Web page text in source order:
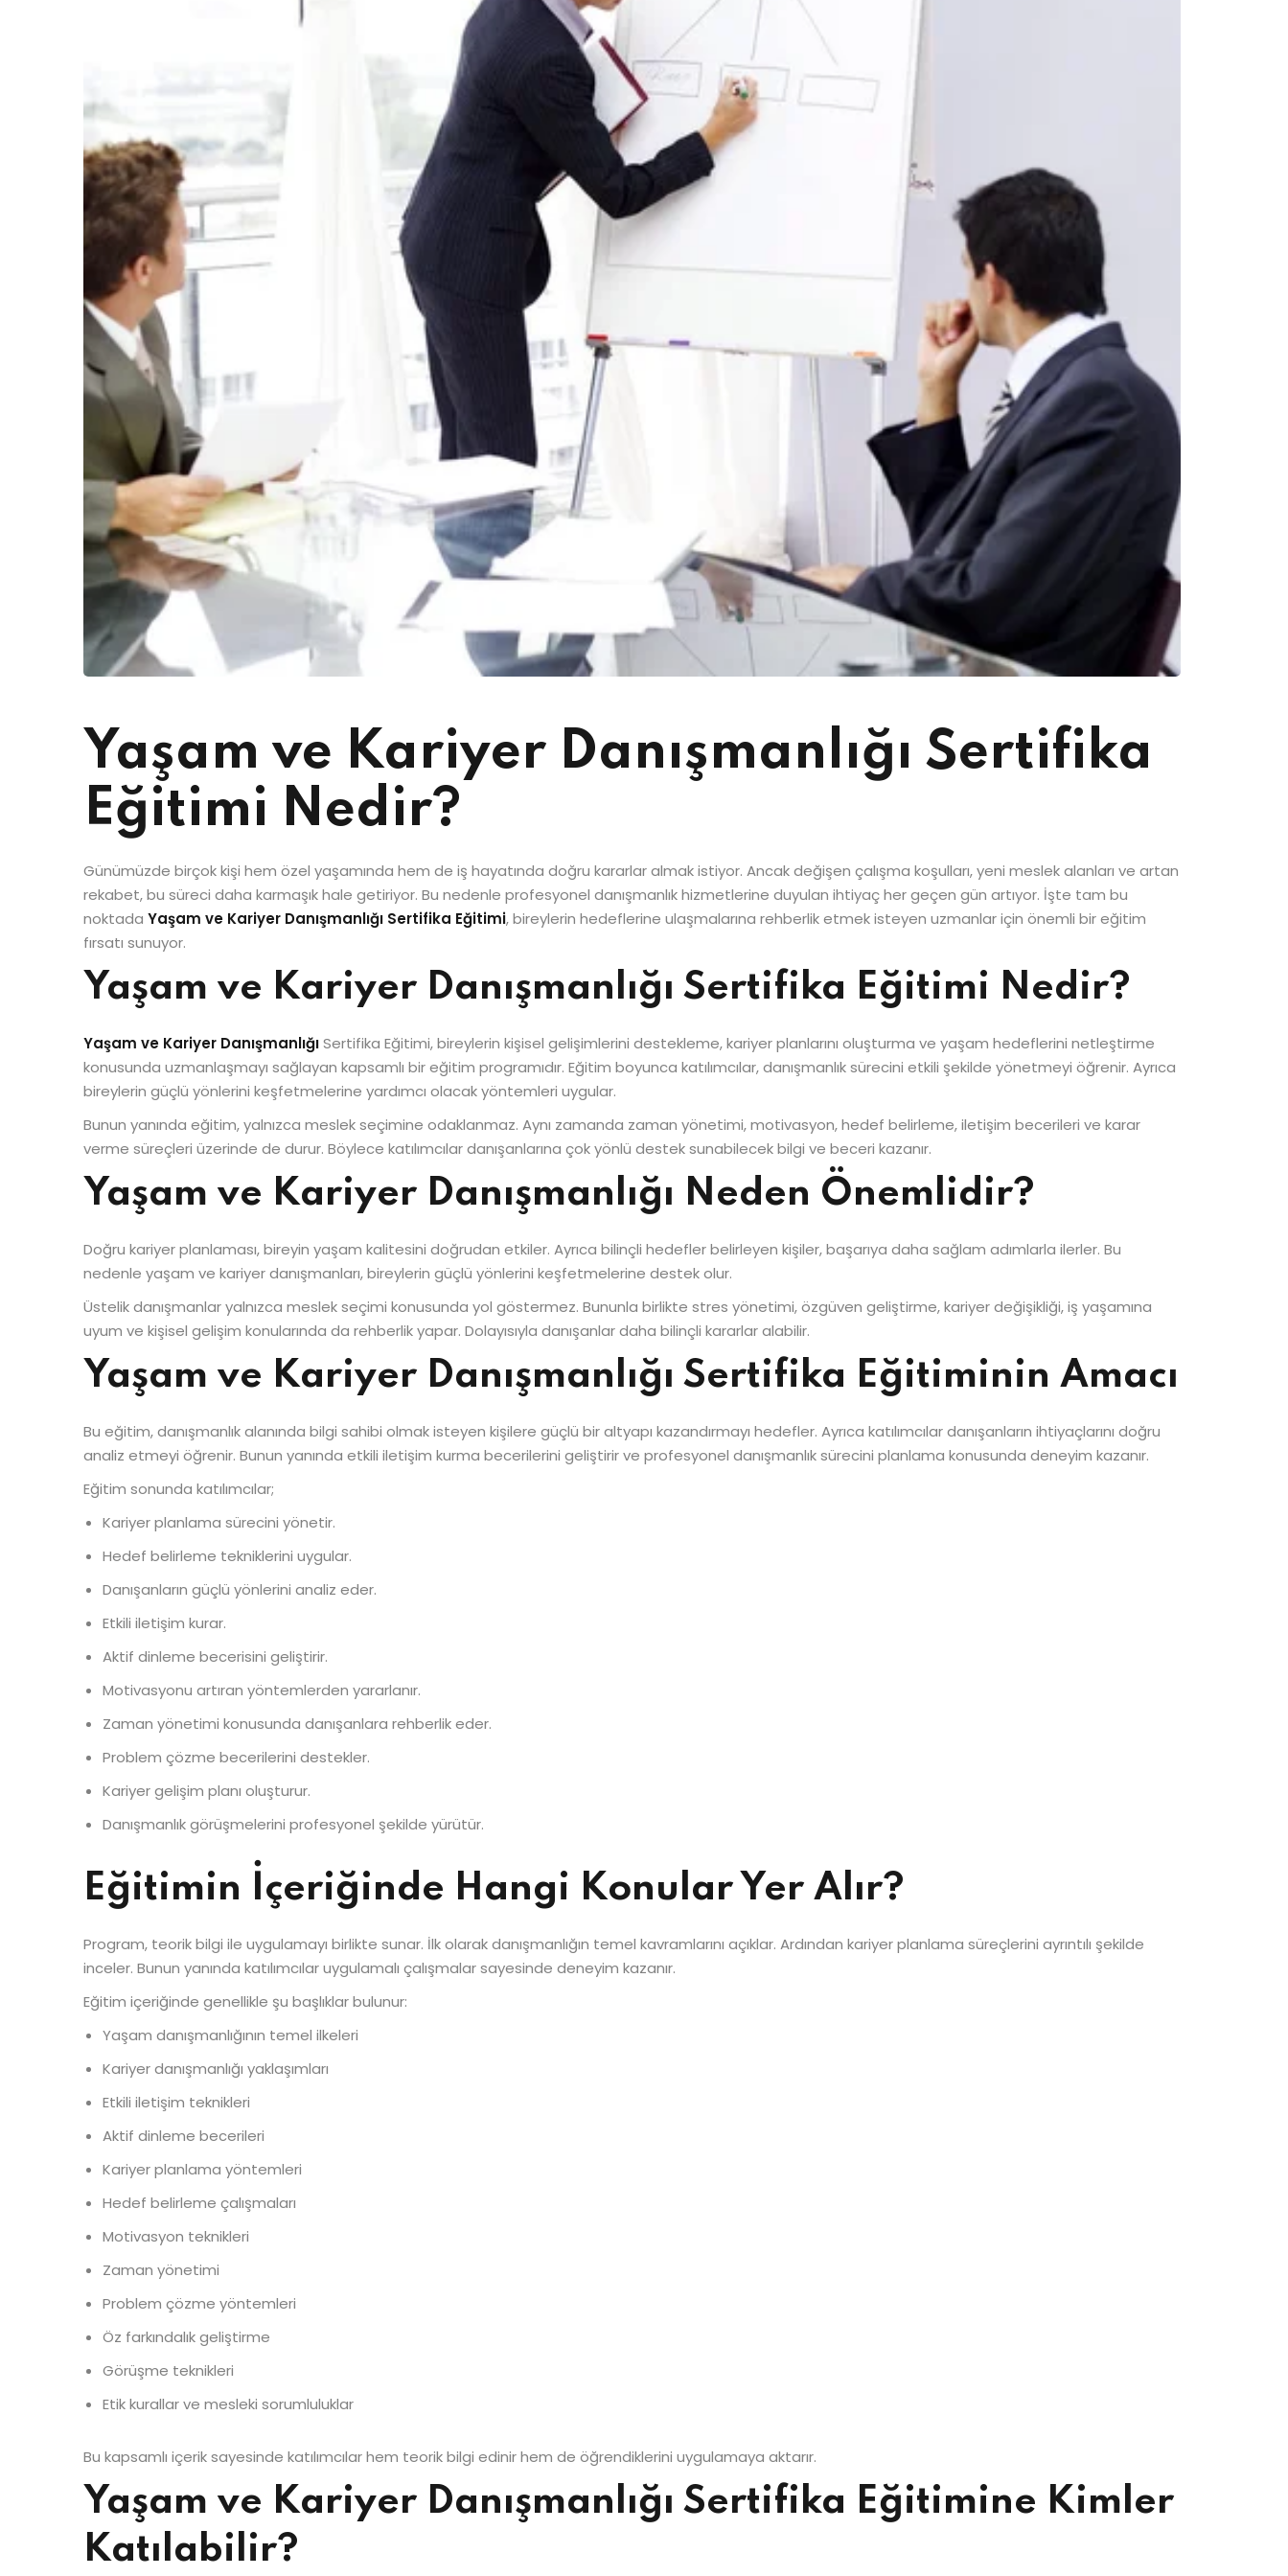
Yaşam ve Kariyer Danışmanlığı Sertifika
Eğitimi Nedir?
Günümüzde birçok kişi hem özel yaşamında hem de iş hayatında doğru kararlar almak istiyor. Ancak değişen çalışma koşulları, yeni meslek alanları ve artan
rekabet, bu süreci daha karmaşık hale getiriyor. Bu nedenle profesyonel danışmanlık hizmetlerine duyulan ihtiyaç her geçen gün artıyor. İşte tam bu
noktada Yaşam ve Kariyer Danışmanlığı Sertifika Eğitimi, bireylerin hedeflerine ulaşmalarına rehberlik etmek isteyen uzmanlar için önemli bir eğitim
fırsatı sunuyor.
Yaşam ve Kariyer Danışmanlığı Sertifika Eğitimi Nedir?
Yaşam ve Kariyer DanışmanlığıSertifika Eğitimi, bireylerin kişisel gelişimlerini destekleme, kariyer planlarını oluşturma ve yaşam hedeflerini netleştirme
konusunda uzmanlaşmayı sağlayan kapsamlı bir eğitim programıdır. Eğitim boyunca katılımcılar, danışmanlık sürecini etkili şekilde yönetmeyi öğrenir. Ayrıca
bireylerin güçlü yönlerini keşfetmelerine yardımcı olacak yöntemleri uygular.
Bunun yanında eğitim, yalnızca meslek seçimine odaklanmaz. Aynı zamanda zaman yönetimi, motivasyon, hedef belirleme, iletişim becerileri ve karar
verme süreçleri üzerinde de durur. Böylece katılımcılar danışanlarına çok yönlü destek sunabilecek bilgi ve beceri kazanır.
Yaşam ve Kariyer Danışmanlığı Neden Önemlidir?
Doğru kariyer planlaması, bireyin yaşam kalitesini doğrudan etkiler. Ayrıca bilinçli hedefler belirleyen kişiler, başarıya daha sağlam adımlarla ilerler. Bu
nedenle yaşam ve kariyer danışmanları, bireylerin güçlü yönlerini keşfetmelerine destek olur.
Üstelik danışmanlar yalnızca meslek seçimi konusunda yol göstermez. Bununla birlikte stres yönetimi, özgüven geliştirme, kariyer değişikliği, iş yaşamına
uyum ve kişisel gelişim konularında da rehberlik yapar. Dolayısıyla danışanlar daha bilinçli kararlar alabilir.
Yaşam ve Kariyer Danışmanlığı Sertifika Eğitiminin Amacı
Bu eğitim, danışmanlık alanında bilgi sahibi olmak isteyen kişilere güçlü bir altyapı kazandırmayı hedefler. Ayrıca katılımcılar danışanların ihtiyaçlarını doğru
analiz etmeyi öğrenir. Bunun yanında etkili iletişim kurma becerilerini geliştirir ve profesyonel danışmanlık sürecini planlama konusunda deneyim kazanır.
Eğitim sonunda katılımcılar;
Kariyer planlama sürecini yönetir.
Hedef belirleme tekniklerini uygular.
Danışanların güçlü yönlerini analiz eder.
Etkili iletişim kurar.
Aktif dinleme becerisini geliştirir.
Motivasyonu artıran yöntemlerden yararlanır.
Zaman yönetimi konusunda danışanlara rehberlik eder.
Problem çözme becerilerini destekler.
Kariyer gelişim planı oluşturur.
Danışmanlık görüşmelerini profesyonel şekilde yürütür.
Eğitimin İçeriğinde Hangi Konular Yer Alır?
Program, teorik bilgi ile uygulamayı birlikte sunar. İlk olarak danışmanlığın temel kavramlarını açıklar. Ardından kariyer planlama süreçlerini ayrıntılı şekilde
inceler. Bunun yanında katılımcılar uygulamalı çalışmalar sayesinde deneyim kazanır.
Eğitim içeriğinde genellikle şu başlıklar bulunur:
Yaşam danışmanlığının temel ilkeleri
Kariyer danışmanlığı yaklaşımları
Etkili iletişim teknikleri
Aktif dinleme becerileri
Kariyer planlama yöntemleri
Hedef belirleme çalışmaları
Motivasyon teknikleri
Zaman yönetimi
Problem çözme yöntemleri
Öz farkındalık geliştirme
Görüşme teknikleri
Etik kurallar ve mesleki sorumluluklar
Bu kapsamlı içerik sayesinde katılımcılar hem teorik bilgi edinir hem de öğrendiklerini uygulamaya aktarır.
Yaşam ve Kariyer Danışmanlığı Sertifika Eğitimine Kimler
Katılabilir?